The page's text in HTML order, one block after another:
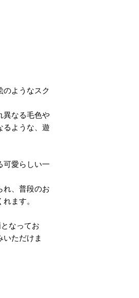
のようなスク
異なる毛色や
るような、遊
可愛らしい一
れ、普段のお
ます。
なってお
いただけま